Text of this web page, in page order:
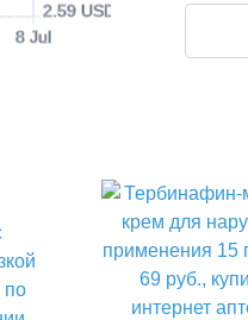
8 Jul
2.59 USD